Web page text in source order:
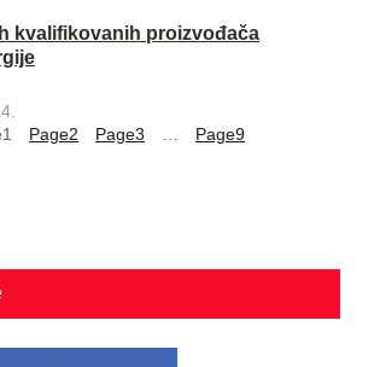
kvalifikovanih proizvođača
1 Page2 Page3 Page9